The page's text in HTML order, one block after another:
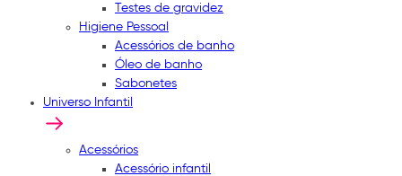
Testes de gravidez
Higiene Pessoal
Acessórios de banho
Óleo de banho
Sabonetes
Universo Infantil
Acessórios
Acessório infantil